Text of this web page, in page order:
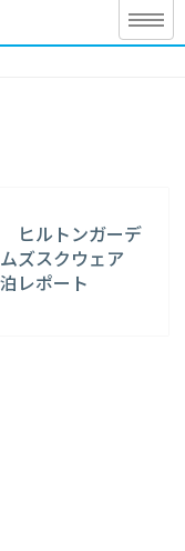
ヒルトンガーデ
ズスクウェア
レポート